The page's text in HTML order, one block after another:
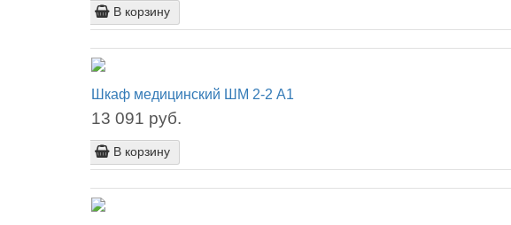
В корзину
Шкаф медицинский ШМ 2-2 А1
13 091 руб.
В корзину